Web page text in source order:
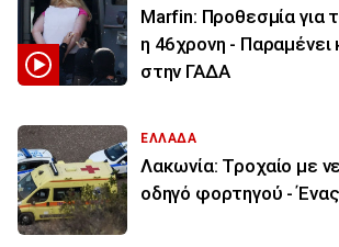
Marfin: Προθεσμία για
η 46χρονη -
στην ΓΑΔΑ
ΕΛΛΑΔΑ
Λακωνία: Τροχαίο με
οδηγό φορτηγού -